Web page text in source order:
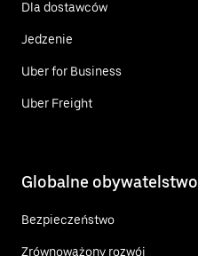
Dla dostawców
Jedzenie
Uber for Business
Uber Freight
Globalne obywatelstwo
Bezpieczeństwo
Zrównoważony rozwój